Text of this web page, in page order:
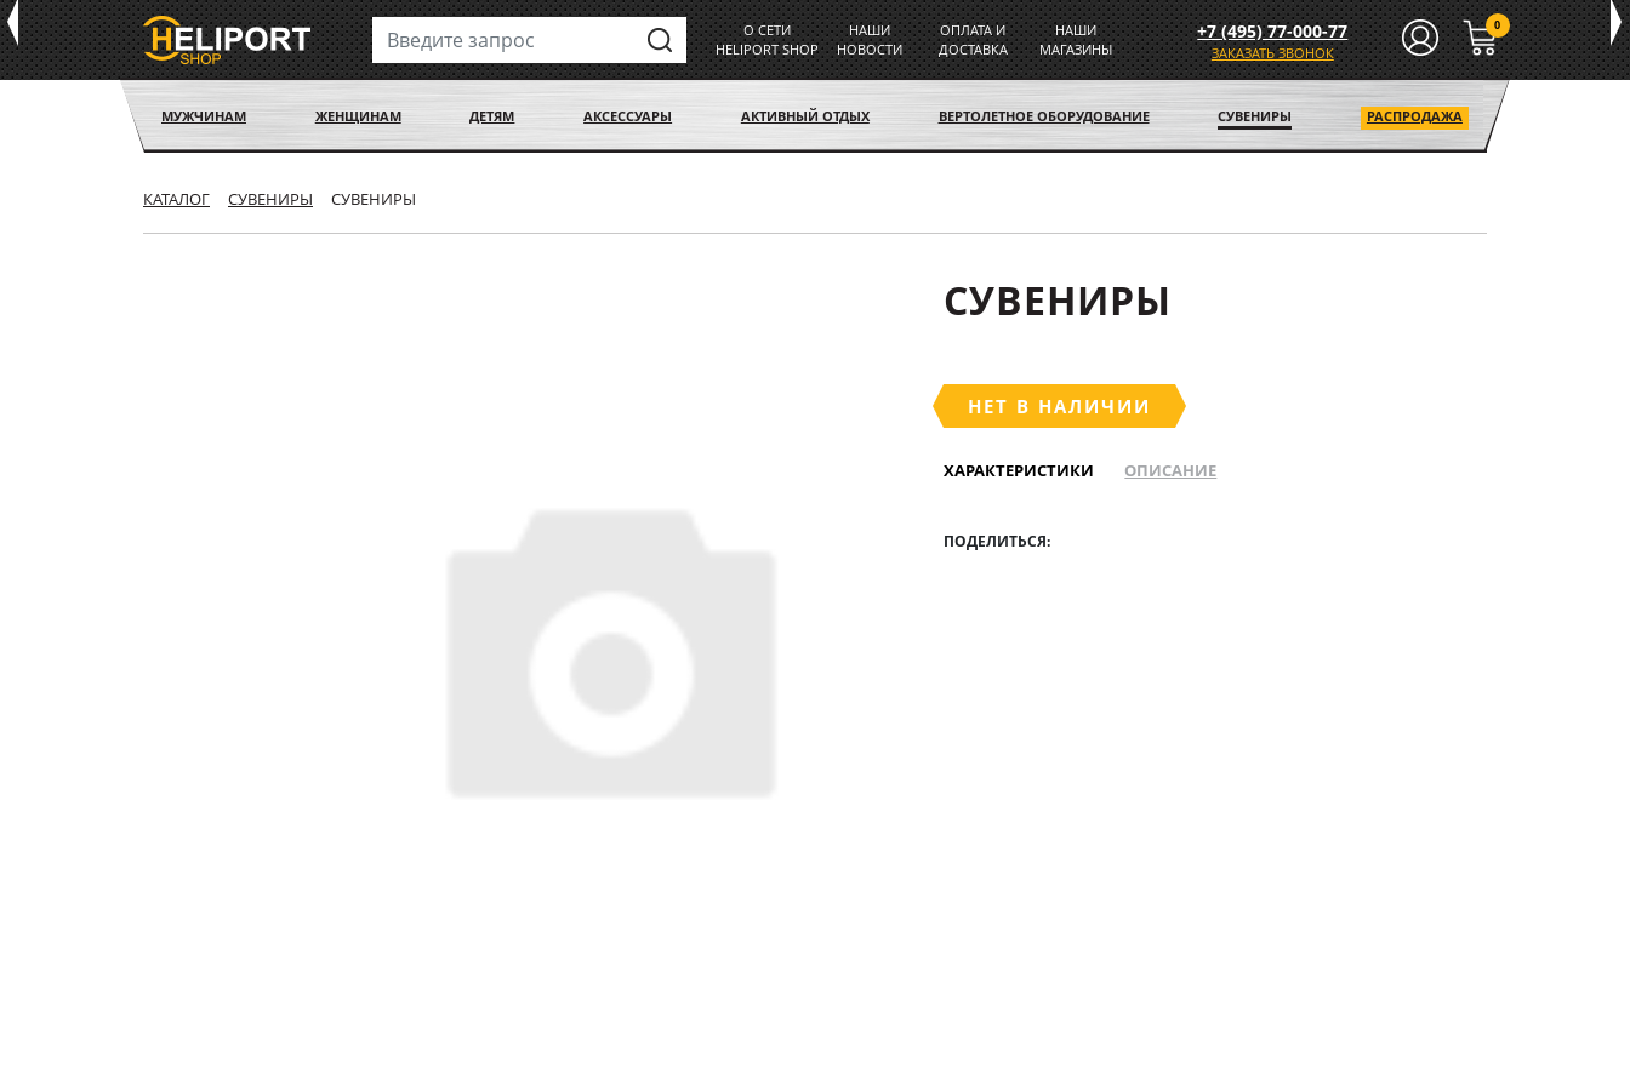
О СЕТИ
HELIPORT SHOP
НАШИ
НОВОСТИ
ОПЛАТА И
ДОСТАВКА
НАШИ
МАГАЗИНЫ
+7 (495) 77-000-77
ЗАКАЗАТЬ ЗВОНОК
0
МУЖЧИНАМ ЖЕНЩИНАМ ДЕТЯМ АКСЕССУАРЫ АКТИВНЫЙ ОТДЫХ ВЕРТОЛЕТНОЕ ОБОРУДОВАНИЕ СУВЕНИРЫ РАСПРОДАЖА
КАТАЛОГ СУВЕНИРЫ СУВЕНИРЫ
СУВЕНИРЫ
НЕТ В НАЛИЧИИ
ХАРАКТЕРИСТИКИ ОПИСАНИЕ
ПОДЕЛИТЬСЯ: